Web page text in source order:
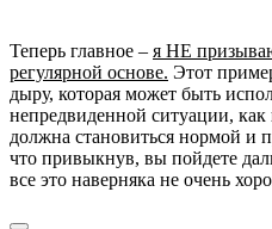
Теперь главное – я НЕ
регулярной основе. Этот
дыру, которая может быть
непредвиденной ситуации,
должна становиться нормой и
что привыкнув, вы пойдете
все это наверняка не очень